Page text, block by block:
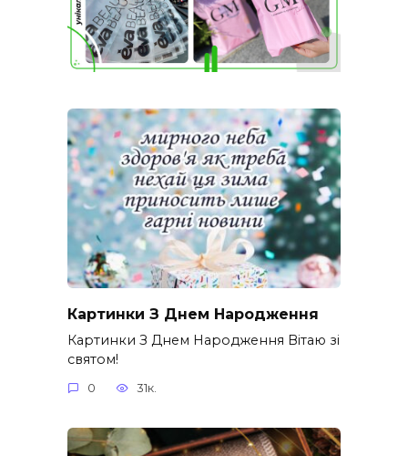
Картинки З Днем Народження
Картинки З Днем Народження Вітаю зі
святом!
0 31к.